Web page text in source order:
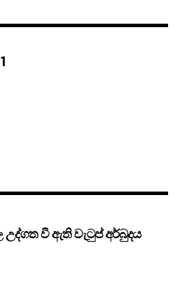
වී ඇති වැටුප් අර්බුදය